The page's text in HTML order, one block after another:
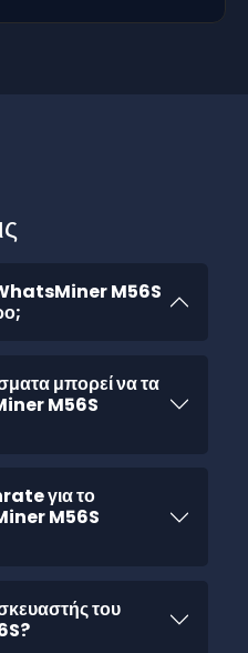
M56S
μπορεί να τα
M56S
για το
M56S
του